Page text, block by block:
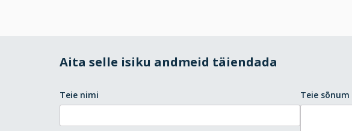
Aita selle isiku andmeid täiendada
Teie nimi Teie sõnum